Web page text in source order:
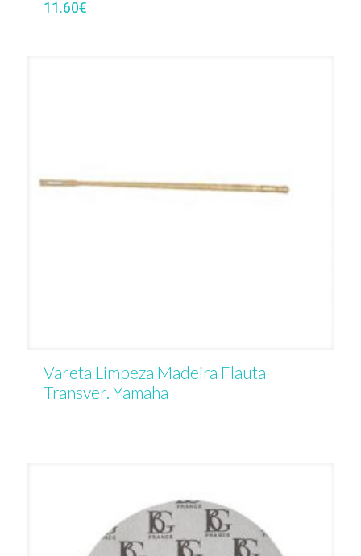
11.60€
Vareta Limpeza Madeira Flauta
Transver. Yamaha